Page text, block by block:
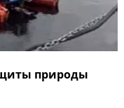
природы